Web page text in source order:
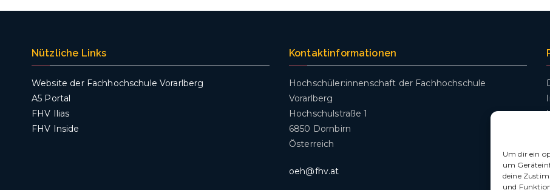
Um dir ein
um
deine
und
Nützliche Links
Website der Fachhochschule Vorarlberg
A5 Portal
FHV Ilias
FHV Inside
Kontaktinformationen
Hochschüler:innenschaft der Fachhochschule
Vorarlberg
Hochschulstraße 1
6850 Dornbirn
Österreich
oeh@fhv.at